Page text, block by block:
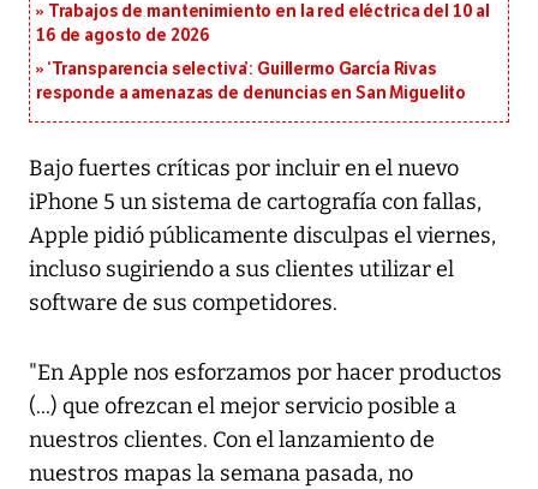
Trabajos de mantenimiento en la red eléctrica del 10 al
16 de agosto de 2026
‘Transparencia selectiva’: Guillermo García Rivas
responde a amenazas de denuncias en San Miguelito
Bajo fuertes críticas por incluir en el nuevo
iPhone 5 un sistema de cartografía con fallas,
Apple pidió públicamente disculpas el viernes,
incluso sugiriendo a sus clientes utilizar el
software de sus competidores.
"En Apple nos esforzamos por hacer productos
(...) que ofrezcan el mejor servicio posible a
nuestros clientes. Con el lanzamiento de
nuestros mapas la semana pasada, no